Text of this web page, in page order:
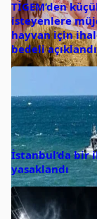
TİGEM’den
isteyenlere
hayvan için
bedeli açıklandı
İstanbul’da bir
yasaklandı